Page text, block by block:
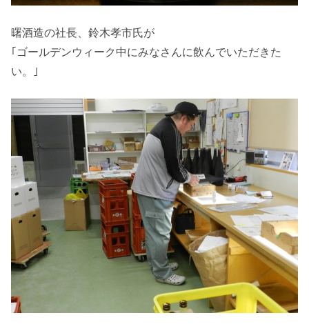
曙酒造の社長、鈴木孝市氏が
｢ゴールデンウィーク中にみなさんに飲んでいただきた
い。｣